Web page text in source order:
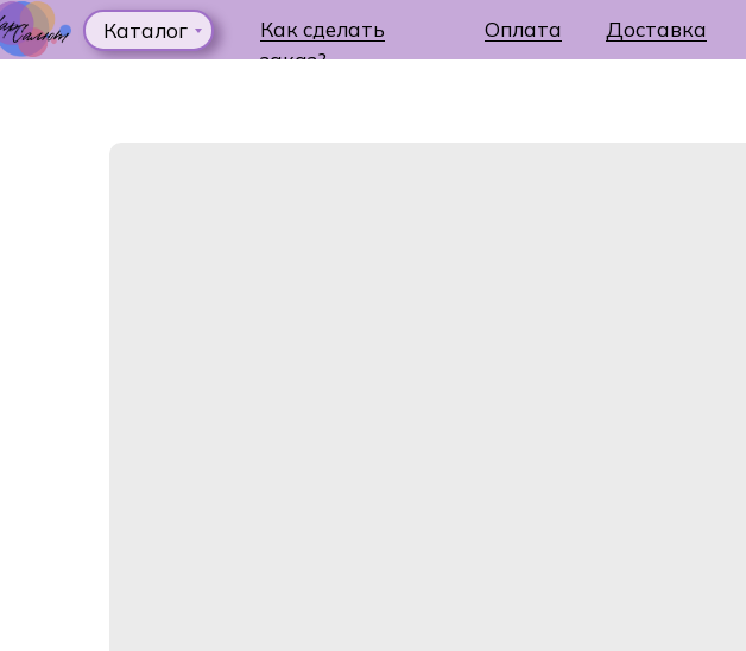
Доставка
Как сделать
заказ?
Оплата
Каталог